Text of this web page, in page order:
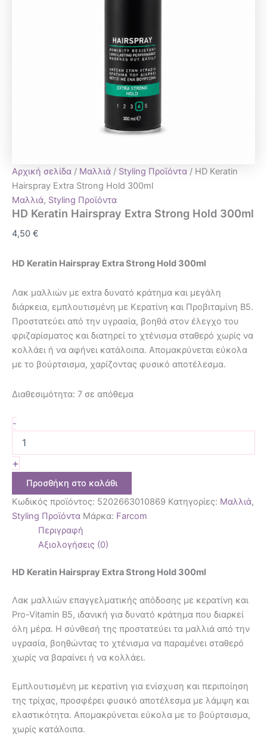
Αρχική σελίδα / Μαλλιά / Styling Προϊόντα / HD Keratin
Hairspray Extra Strong Hold 300ml
Μαλλιά, Styling Προϊόντα
HD Keratin Hairspray Extra Strong Hold 300ml
4,50 €
HD Keratin Hairspray Extra Strong Hold 300ml
Λακ μαλλιών με extra δυνατό κράτημα και μεγάλη
διάρκεια, εμπλουτισμένη με Κερατίνη και Προβιταμίνη Β5.
Προστατεύει από την υγρασία, βοηθά στον έλεγχο του
φριζαρίσματος και διατηρεί το χτένισμα σταθερό χωρίς να
κολλάει ή να αφήνει κατάλοιπα. Απομακρύνεται εύκολα
με το βούρτσισμα, χαρίζοντας φυσικό αποτέλεσμα.
Διαθεσιμότητα: 7 σε απόθεμα
-
+
Προσθήκη στο καλάθι
Κωδικός προϊόντος: 5202663010869 Κατηγορίες: Μαλλιά,
Styling Προϊόντα Μάρκα: Farcom
Περιγραφή
Αξιολογήσεις (0)
HD Keratin Hairspray Extra Strong Hold 300ml
Λακ μαλλιών επαγγελματικής απόδοσης με κερατίνη και
Pro-Vitamin B5, ιδανική για δυνατό κράτημα που διαρκεί
όλη μέρα. Η σύνθεσή της προστατεύει τα μαλλιά από την
υγρασία, βοηθώντας το χτένισμα να παραμένει σταθερό
χωρίς να βαραίνει ή να κολλάει.
Εμπλουτισμένη με κερατίνη για ενίσχυση και περιποίηση
της τρίχας, προσφέρει φυσικό αποτέλεσμα με λάμψη και
ελαστικότητα. Απομακρύνεται εύκολα με το βούρτσισμα,
χωρίς κατάλοιπα.